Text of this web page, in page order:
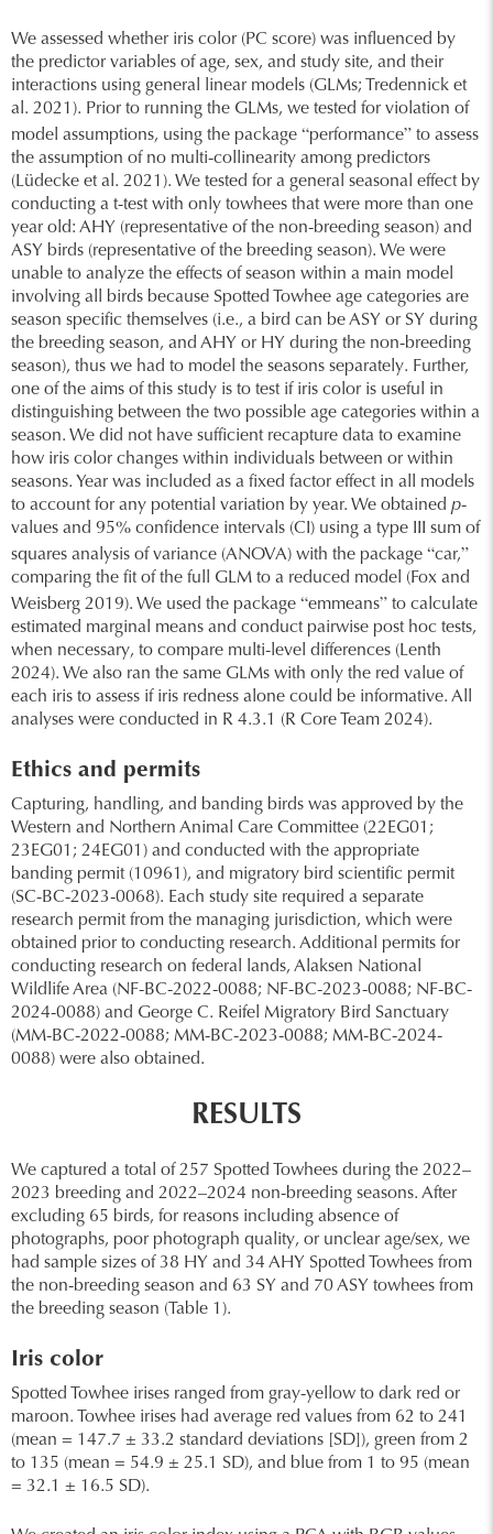
We assessed whether iris color (PC score) was influenced by
the predictor variables of age, sex, and study site, and their
interactions using general linear models (GLMs; Tredennick et
al. 2021). Prior to running the GLMs, we tested for violation of
model assumptions, using the package “performance” to assess
the assumption of no multi-collinearity among predictors
(Lüdecke et al. 2021). We tested for a general seasonal effect by
conducting a t-test with only towhees that were more than one
year old: AHY (representative of the non-breeding season) and
ASY birds (representative of the breeding season). We were
unable to analyze the effects of season within a main model
involving all birds because Spotted Towhee age categories are
season specific themselves (i.e., a bird can be ASY or SY during
the breeding season, and AHY or HY during the non-breeding
season), thus we had to model the seasons separately. Further,
one of the aims of this study is to test if iris color is useful in
distinguishing between the two possible age categories within a
season. We did not have sufficient recapture data to examine
how iris color changes within individuals between or within
seasons. Year was included as a fixed factor effect in all models
to account for any potential variation by year. We obtained p-
values and 95% confidence intervals (CI) using a type III sum of
squares analysis of variance (ANOVA) with the package “car,”
comparing the fit of the full GLM to a reduced model (Fox and
Weisberg 2019). We used the package “emmeans” to calculate
estimated marginal means and conduct pairwise post hoc tests,
when necessary, to compare multi-level differences (Lenth
2024). We also ran the same GLMs with only the red value of
each iris to assess if iris redness alone could be informative. All
analyses were conducted in R 4.3.1 (R Core Team 2024).
Ethics and permits
Capturing, handling, and banding birds was approved by the
Western and Northern Animal Care Committee (22EG01;
23EG01; 24EG01) and conducted with the appropriate
banding permit (10961), and migratory bird scientific permit
(SC-BC-2023-0068). Each study site required a separate
research permit from the managing jurisdiction, which were
obtained prior to conducting research. Additional permits for
conducting research on federal lands, Alaksen National
Wildlife Area (NF-BC-2022-0088; NF-BC-2023-0088; NF-BC-
2024-0088) and George C. Reifel Migratory Bird Sanctuary
(MM-BC-2022-0088; MM-BC-2023-0088; MM-BC-2024-
0088) were also obtained.
RESULTS
We captured a total of 257 Spotted Towhees during the 2022–
2023 breeding and 2022–2024 non-breeding seasons. After
excluding 65 birds, for reasons including absence of
photographs, poor photograph quality, or unclear age/sex, we
had sample sizes of 38 HY and 34 AHY Spotted Towhees from
the non-breeding season and 63 SY and 70 ASY towhees from
the breeding season (Table 1).
Iris color
Spotted Towhee irises ranged from gray-yellow to dark red or
maroon. Towhee irises had average red values from 62 to 241
(mean = 147.7 ± 33.2 standard deviations [SD]), green from 2
to 135 (mean = 54.9 ± 25.1 SD), and blue from 1 to 95 (mean
= 32.1 ± 16.5 SD).